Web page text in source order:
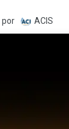
por ACIS